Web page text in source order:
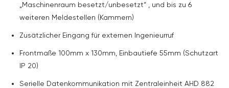
„Maschinenraum besetzt/unbesetzt“ , und bis zu 6
weiteren Meldestellen (Kammern)
Zusätzlicher Eingang für externen Ingenieurruf
Frontmaße 100mm x 130mm, Einbautiefe 55mm (Schutzart
IP 20)
Serielle Datenkommunikation mit Zentraleinheit AHD 882